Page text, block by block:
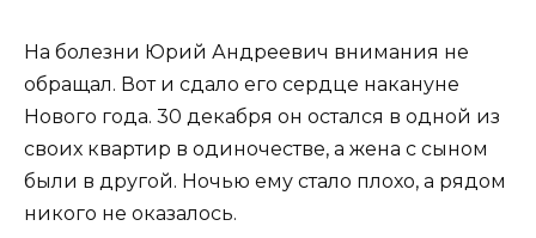
На болезни Юрий Андреевич внимания не
обращал. Вот и сдало его сердце накануне
Нового года. 30 декабря он остался в одной из
своих квартир в одиночестве, а жена с сыном
были в другой. Ночью ему стало плохо, а рядом
никого не оказалось.